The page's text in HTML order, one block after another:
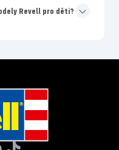
Revell pro děti?